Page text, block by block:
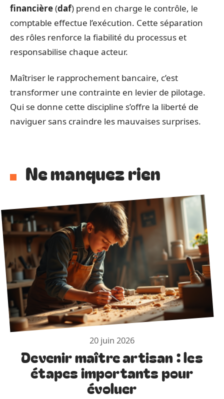
financière(daf) prend en charge le contrôle, le
comptable effectue l’exécution. Cette séparation
des rôles renforce la fiabilité du processus et
responsabilise chaque acteur.
Maîtriser le rapprochement bancaire, c’est
transformer une contrainte en levier de pilotage.
Qui se donne cette discipline s’offre la liberté de
naviguer sans craindre les mauvaises surprises.
Ne manquez rien
20 juin 2026
Devenir maître artisan : les
étapes importants pour
évoluer